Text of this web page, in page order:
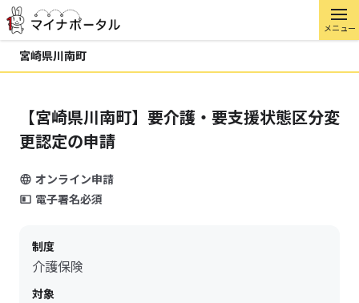
メニュー
宮崎県川南町
【宮崎県川南町】要介護・要支援状態区分変
更認定の申請
オンライン申請
電子署名必須
制度
介護保険
対象